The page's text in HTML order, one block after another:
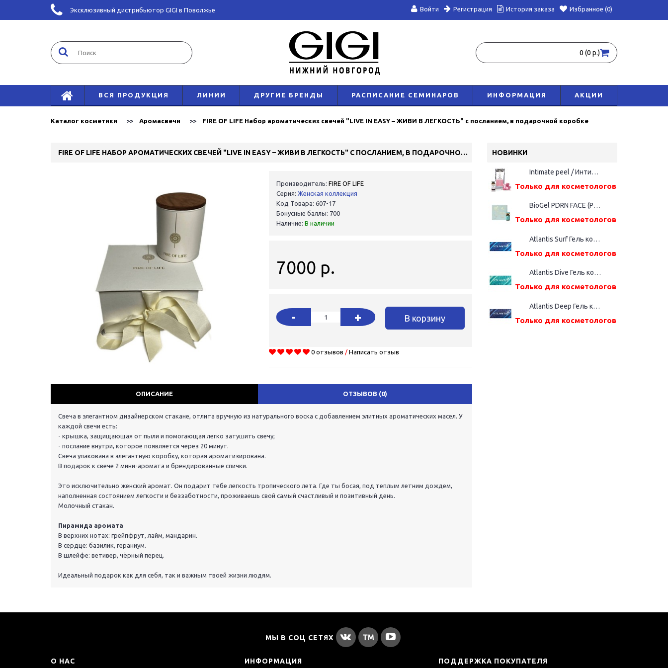
Эксклюзивный дистрибьютор GIGI в Поволжье Войти Регистрация История заказа Избранное (0)
0 (0 р.)
ВСЯ ПРОДУКЦИЯ ЛИНИИ ДРУГИЕ БРЕНДЫ РАСПИСАНИЕ СЕМИНАРОВ ИНФОРМАЦИЯ АКЦИИ
Каталог косметики Аромасвечи FIRE OF LIFE Набор ароматических свечей "LIVE IN EASY – ЖИВИ В ЛЕГКОСТЬ" с посланием, в подарочной коробке
FIRE OF LIFE НАБОР АРОМАТИЧЕСКИХ СВЕЧЕЙ "LIVE IN EASY – ЖИВИ В ЛЕГКОСТЬ" С ПОСЛАНИЕМ, В ПОДАРОЧНОЙ КОРОБКЕ
Производитель: FIRE OF LIFE
Серия: Женская коллекция
Код Товара: 607-17
Бонусные баллы: 700
Наличие: В наличии
7000 р.
- + В корзину
0 отзывов / Написать отзыв
ОПИСАНИЕ ОТЗЫВОВ (0)
Свеча в элегантном дизайнерском стакане, отлита вручную из натурального воска с добавлением элитных ароматических масел. У
каждой свечи есть:
- крышка, защищающая от пыли и помогающая легко затушить свечу;
- послание внутри, которое появляется через 20 минут.
Свеча упакована в элегантную коробку, которая ароматизирована.
В подарок к свече 2 мини-аромата и брендированные спички.
Это исключительно женский аромат. Он подарит тебе легкость тропического лета. Где ты босая, под теплым летним дождем,
наполненная состоянием легкости и беззаботности, проживаешь свой самый счастливый и позитивный день.
Молочный стакан.
Пирамида аромата
В верхних нотах: грейпфрут, лайм, мандарин.
В сердце: базилик, гераниум.
В шлейфе: ветивер, чёрный перец.
Идеальный подарок как для себя, так и важным твоей жизни людям.
НОВИНКИ
Intimate peel / Интимный пилинг, 5 мл
Только для косметологов
BioGel PDRN FACE (Русалка), фл. 5мл
Только для косметологов
Atlantis Surf Гель косметический, шприц дозатор (2,2%(ВМ), 1,0 мл)
Только для косметологов
Atlantis Dive Гель косметический, шприц дозатор (2,4%(ВМ), 1,0 мл)
Только для косметологов
Atlantis Deep Гель косметический, шприц дозатор (2,6%(ВМ), 1,0 мл)
Только для косметологов
МЫ В СОЦ СЕТЯХ
О НАС ИНФОРМАЦИЯ ПОДДЕРЖКА ПОКУПАТЕЛЯ